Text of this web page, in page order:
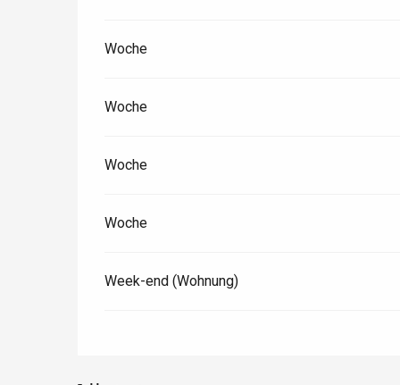
Woche
Woche
Woche
Woche
Week-end (Wohnung)